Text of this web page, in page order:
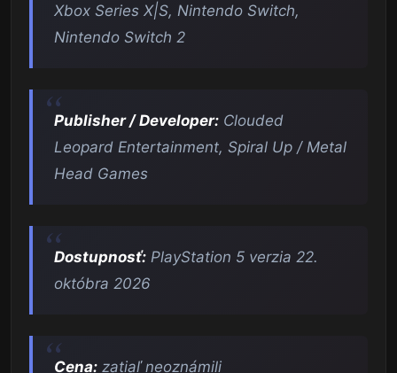
Xbox Series X|S, Nintendo Switch,
Nintendo Switch 2
Publisher / Developer: Clouded
Leopard Entertainment, Spiral Up / Metal
Head Games
Dostupnosť: PlayStation 5 verzia 22.
októbra 2026
Cena: zatiaľ neoznámili